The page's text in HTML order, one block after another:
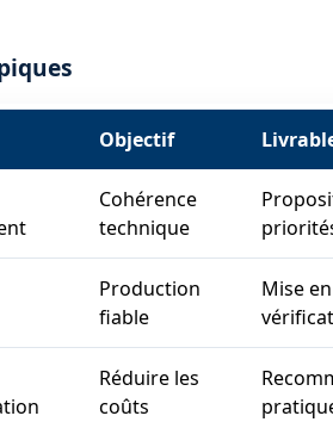
Objectif
Cohérence
technique
Production
fiable
Mise
Réduire les
coûts